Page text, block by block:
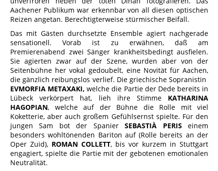
Aachener Publikum war erkennbar von all diesen optischen
Reizen angetan. Berechtigterweise stürmischer Beifall.
Das mit Gästen durchsetzte Ensemble agiert nachgerade
sensationell. Vorab ist zu erwähnen, daß am
Premierenabend zwei Sänger krankheitsbedingt ausfielen.
Sie agierten zwar auf der Szene, wurden aber von der
Seitenbühne her vokal gedoubelt, eine Novität für Aachen,
die gänzlich reibungslos verlief. Die griechische Sopranistin
EVMORFIA METAXAKI,welche die Partie der Dede bereits in
Lübeck verkörpert hat, lieh ihre Stimme KATHARINA
HAGOPIAN, welche auf der Bühne die Rolle mit viel
Koketterie, aber auch großem Gefühlsernst spielte. Für den
jungen Sam bot der SpanierSEBASTIÀ PERIS einem
besonders wohltönenden Bariton auf (Rolle bereits an der
Oper Zuid), ROMAN COLLETT, bis vor kurzem in Stuttgart
engagiert, spielte die Partie mit der gebotenen emotionalen
Neutralität.